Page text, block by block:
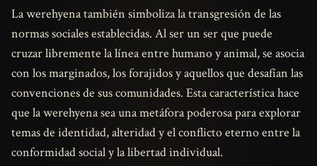
La werehyena también simboliza la transgresión de las
normas sociales establecidas. Al ser un ser que puede
cruzar libremente la línea entre humano y animal, se asocia
con los marginados, los forajidos y aquellos que desafían las
convenciones de sus comunidades. Esta característica hace
que la werehyena sea una metáfora poderosa para explorar
temas de identidad, alteridad y el conflicto eterno entre la
conformidad social y la libertad individual.